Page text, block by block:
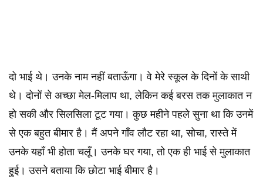
दो भाई थे। उनके नाम नहीं बताऊँगा। वे मेरे स्कूल के दिनों के साथी
थे। दोनों से अच्छा मेल-मिलाप था, लेकिन कई बरस तक मुलाकात न
हो सकी और सिलसिला टूट गया। कुछ महीने पहले सुना था कि उनमें
से एक बहुत बीमार है। मैं अपने गाँव लौट रहा था, सोचा, रास्ते में
उनके यहाँ भी होता चलूँ। उनके घर गया, तो एक ही भाई से मुलाकात
हुई। उसने बताया कि छोटा भाई बीमार है।